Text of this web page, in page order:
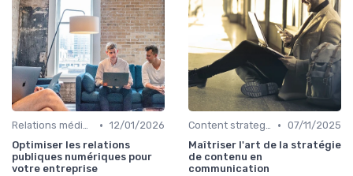
Relations médias & presse • 12/01/2026
Optimiser les relations
publiques numériques pour
votre entreprise
Content strategy & content marketing • 07/11/2025
Maîtriser l'art de la stratégie
de contenu en
communication